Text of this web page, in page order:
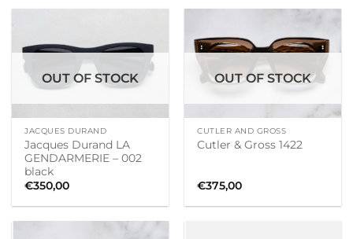
OUT OF STOCK
JACQUES DURAND
Jacques Durand LA
GENDARMERIE – 002
black
€350,00
OUT OF STOCK
CUTLER AND GROSS
Cutler & Gross 1422
€375,00